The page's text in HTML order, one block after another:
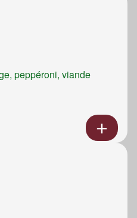
peppéroni, viande